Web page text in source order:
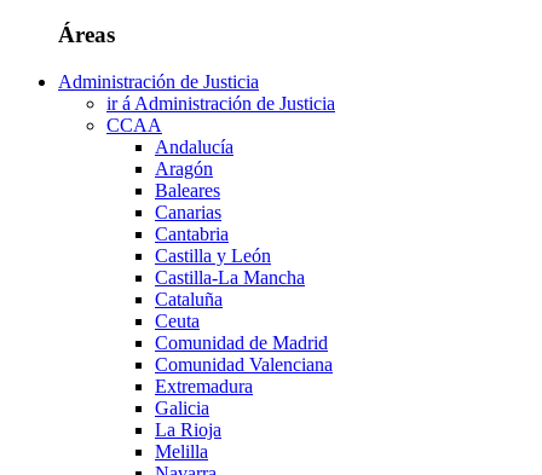
Áreas
Administración de Justicia
ir á Administración de Justicia
CCAA
Andalucía
Aragón
Baleares
Canarias
Cantabria
Castilla y León
Castilla-La Mancha
Cataluña
Ceuta
Comunidad de Madrid
Comunidad Valenciana
Extremadura
Galicia
La Rioja
Melilla